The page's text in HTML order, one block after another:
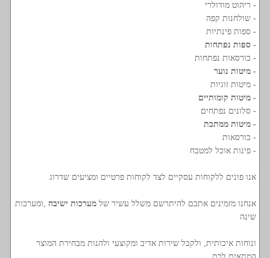
- ריהוט מודולרי
- שולחנות קפה
- ספות פינתיות
- ספות נפתחות
- כורסאות נפתחות
- מיטות נוער
- מיטות זוגיות
- מיטות קומותיים
- סלונים נפתחים
- מיטות ממתכת
- כורסאות
- פינות אוכל למטבח
אנו פונים ללקוחות עסקיים לצד לקוחות פרטיים ומציעים שדרוג
אנחנו מזמינים אתכם להיתרשם משלל עשיר של מערכות ישיבה ,ומערכות
שינה
ונוחות איכותית, ולקבל שירות אדיב ומקוצעי ולהנות מבחירת המוצר